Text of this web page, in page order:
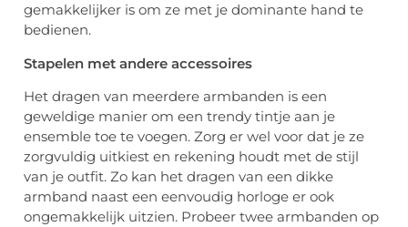
gemakkelijker is om ze met je dominante hand te
bedienen.
Stapelen met andere accessoires
Het dragen van meerdere armbanden is een
geweldige manier om een trendy tintje aan je
ensemble toe te voegen. Zorg er wel voor dat je ze
zorgvuldig uitkiest en rekening houdt met de stijl
van je outfit. Zo kan het dragen van een dikke
armband naast een eenvoudig horloge er ook
ongemakkelijk uitzien. Probeer twee armbanden op